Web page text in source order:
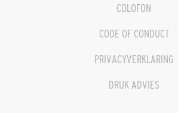
COLOFON
CODE OF CONDUCT
PRIVACYVERKLARING
DRUK ADVIES